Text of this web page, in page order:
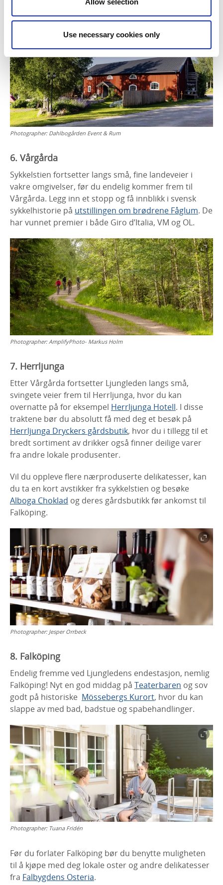
Allow selection
Use necessary cookies only
lokale smakstradisjoner.
Photographer: Dahlbogården Event & Rum
6. Vårgårda
Sykkelstien fortsetter langs små, fine landeveier i
vakre omgivelser, før du endelig kommer frem til
Vårgårda. Legg inn et stopp og få innblikk i svensk
sykkelhistorie på utstillingen om brødrene Fåglum. De
har vunnet premier i både Giro d’Italia, VM og OL.
Photographer: AmplifyPhoto- Markus Holm
7. Herrljunga
Etter Vårgårda fortsetter Ljungleden langs små,
svingete veier frem til Herrljunga, hvor du kan
overnatte på for eksempel Herrljunga Hotell. I disse
traktene bør du absolutt få med deg et besøk på
Herrljunga Dryckers gårdsbutik, hvor du i tillegg til et
bredt sortiment av drikker også finner deilige varer
fra andre lokale produsenter.
Vil du oppleve flere nærproduserte delikatesser, kan
du ta en kort avstikker fra sykkelstien og besøke
Alboga Choklad og deres gårdsbutikk før ankomst til
Falköping.
Photographer: Jesper Orrbeck
8. Falköping
Endelig fremme ved Ljungledens endestasjon, nemlig
Falköping! Nyt en god middag på Teaterbaren og sov
godt på historiske Mössebergs Kurort, hvor du kan
slappe av med bad, badstue og spabehandlinger.
Photographer: Tuana Fridén
Før du forlater Falköping bør du benytte muligheten
til å kjøpe med deg lokale oster og andre delikatesser
fra Falbygdens Osteria.